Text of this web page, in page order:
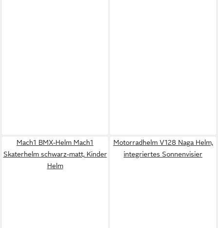
Mach1 BMX-Helm Mach1
Skaterhelm schwarz-matt, Kinder
Helm
Motorradhelm V128 Naga Helm,
integriertes Sonnenvisier